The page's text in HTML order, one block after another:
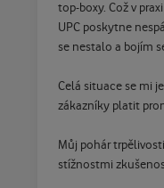
top-boxy. Což v
UPC poskytne
se nestalo a bojím
Celá situace se mi
zákazníky platit
Můj pohár
stížnostmi